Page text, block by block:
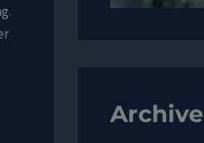
Archive